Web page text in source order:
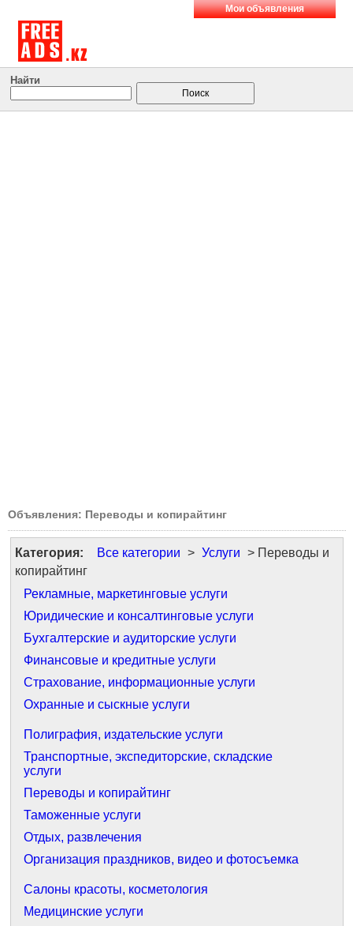
Мои объявления
Найти
Объявления: Переводы и копирайтинг
Категория: Все категории > Услуги > Переводы и
копирайтинг
Рекламные, маркетинговые услуги
Юридические и консалтинговые услуги
Бухгалтерские и аудиторские услуги
Финансовые и кредитные услуги
Страхование, информационные услуги
Охранные и сыскные услуги
Полиграфия, издательские услуги
Транспортные, экспедиторские, складские
услуги
Переводы и копирайтинг
Таможенные услуги
Отдых, развлечения
Организация праздников, видео и фотосъемка
Салоны красоты, косметология
Медицинские услуги